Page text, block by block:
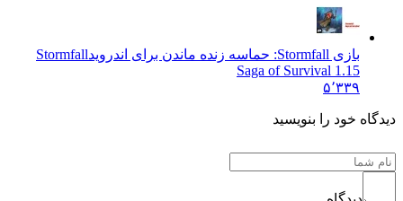
Stormfall
Saga of Survival 1.15
خود را بنویسید